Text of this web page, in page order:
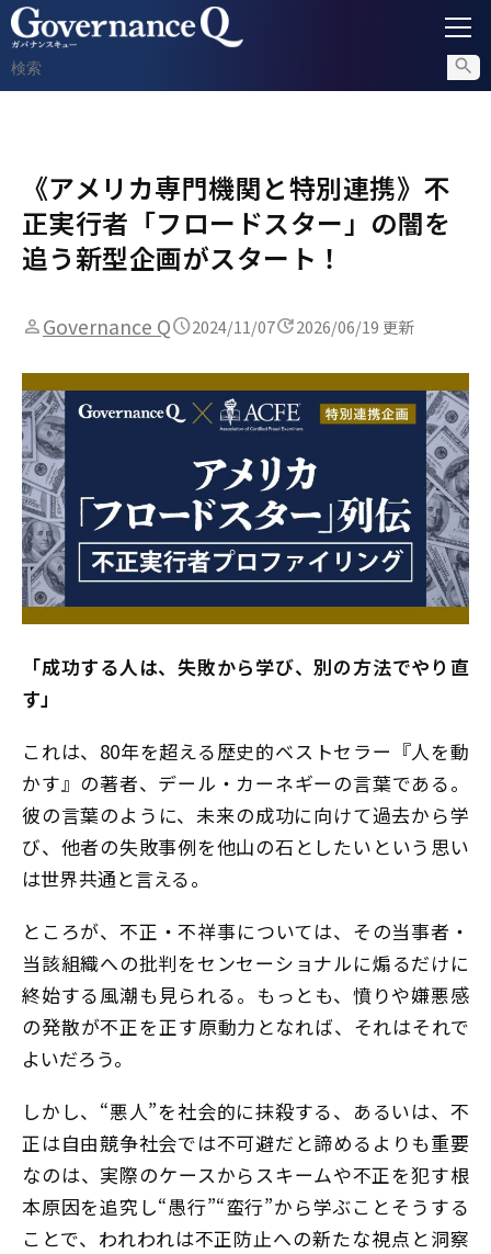
内部通報
コンプライアンス調査
不正対策
セミナー情報
《アメリカ専門機関と特別連携》不
正実行者「フロードスター」の闇を
追う新型企画がスタート！
Governance Q 2024/11/07 2026/06/19 更新
「成功する人は、失敗から学び、別の方法でやり直
す」
これは、80年を超える歴史的ベストセラー『人を動
かす』の著者、デール・カーネギーの言葉である。
彼の言葉のように、未来の成功に向けて過去から学
び、他者の失敗事例を他山の石としたいという思い
は世界共通と言える。
ところが、不正・不祥事については、その当事者・
当該組織への批判をセンセーショナルに煽るだけに
終始する風潮も見られる。もっとも、憤りや嫌悪感
の発散が不正を正す原動力となれば、それはそれで
よいだろう。
しかし、“悪人”を社会的に抹殺する、あるいは、不
正は自由競争社会では不可避だと諦めるよりも重要
なのは、実際のケースからスキームや不正を犯す根
本原因を追究し“愚行”“蛮行”から学ぶこと――そうする
ことで、われわれは不正防止への新たな視点と洞察